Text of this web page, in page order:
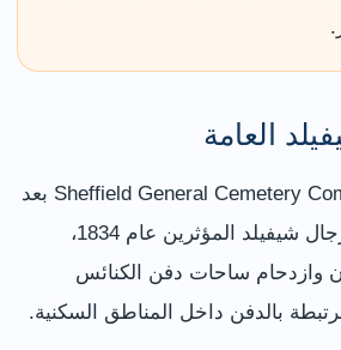
العامة
تأسست شركة Sheffield General Cemetery Company بعد
اجتماع عقده 24 من رجال شيفيلد المؤثرين عام 1834،
وازدحام ساحات دفن الكنائس
بالدفن داخل المناطق السكنية.